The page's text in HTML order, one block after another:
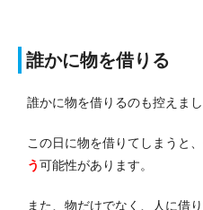
誰かに物を借りる
誰かに物を借りるのも控えまし
この日に物を借りてしまうと、
う可能性があります。
また、物だけでなく、人に借